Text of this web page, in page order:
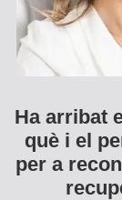
Ha arribat
què i el
per a